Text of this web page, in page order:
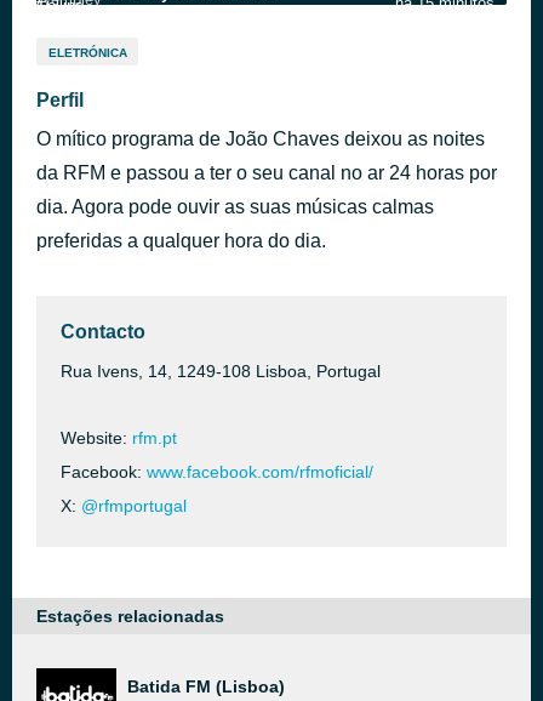
Musica de Reanimar
Rush, Rush
Paula Abdul
Crazy For You
Madonna
há 34 minutos
ELETRÓNICA
Perfil
O mítico programa de João Chaves deixou as noites
da RFM e passou a ter o seu canal no ar 24 horas por
dia. Agora pode ouvir as suas músicas calmas
preferidas a qualquer hora do dia.
Contacto
Rua Ivens, 14, 1249-108 Lisboa, Portugal
Website: rfm.pt
Facebook: www.facebook.com/rfmoficial/
X: @rfmportugal
Estações relacionadas
Batida FM (Lisboa)